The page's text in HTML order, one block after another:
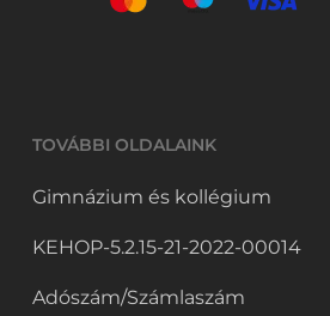
TOVÁBBI OLDALAINK
Gimnázium és kollégium
KEHOP-5.2.15-21-2022-00014
Adószám/Számlaszám